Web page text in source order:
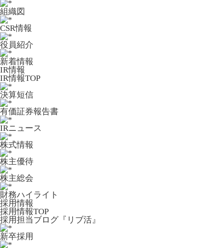
組織図
CSR情報
役員紹介
新着情報
IR情報
IR情報TOP
決算短信
有価証券報告書
IRニュース
株式情報
株主優待
株主総会
財務ハイライト
採用情報
採用情報TOP
採用担当ブログ『リブ活』
新卒採用